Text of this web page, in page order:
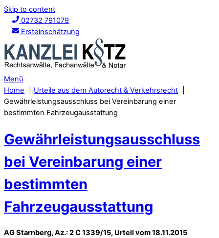
Skip to content
02732 791079
Ersteinschätzung
Menü
Home
Urteile aus dem Autorecht & Verkehrsrecht
Gewährleistungsausschluss bei Vereinbarung einer
bestimmten Fahrzeugausstattung
Gewährleistungsausschluss
bei Vereinbarung einer
bestimmten
Fahrzeugausstattung
AG Starnberg, Az.: 2 C 1339/15, Urteil vom 18.11.2015